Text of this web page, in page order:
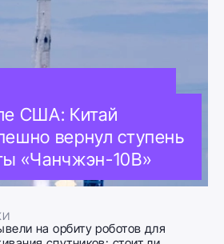
США: Китай
вернул ступень
«Чанчжэн-10B»
на орбиту роботов для